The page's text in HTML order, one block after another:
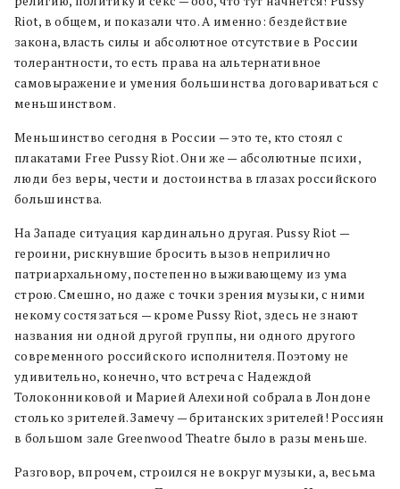
Riot, в общем, и показали что. А именно: бездействие
закона, власть силы и абсолютное отсутствие в России
толерантности, то есть права на альтернативное
самовыражение и умения большинства договариваться с
меньшинством.
Меньшинство сегодня в России — это те, кто стоял с
плакатами Free Pussy Riot. Они же — абсолютные психи,
люди без веры, чести и достоинства в глазах российского
большинства.
На Западе ситуация кардинально другая. Pussy Riot —
героини, рискнувшие бросить вызов неприлично
патриархальному, постепенно выживающему из ума
строю. Смешно, но даже с точки зрения музыки, с ними
некому состязаться — кроме Pussy Riot, здесь не знают
названия ни одной другой группы, ни одного другого
современного российского исполнителя. Поэтому не
удивительно, конечно, что встреча с Надеждой
Толоконниковой и Марией Алехиной собрала в Лондоне
столько зрителей. Замечу — британских зрителей! Россиян
в большом зале Greenwood Theatre было в разы меньше.
Разговор, впрочем, строился не вокруг музыки, а, весьма